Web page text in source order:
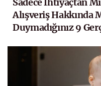
Sadece İhtiyaçtan
Alışveriş Hakkında
Duymadığınız 9